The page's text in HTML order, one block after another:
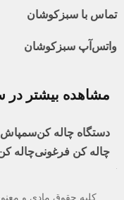
تماس با سبزکوشان
واتس‌آپ سبزکوشان
مشاهده بیشتر در
دستگاه چاله کنسمپاش
چاله کن فرغونیچاله
کلیه حقوق مادی و